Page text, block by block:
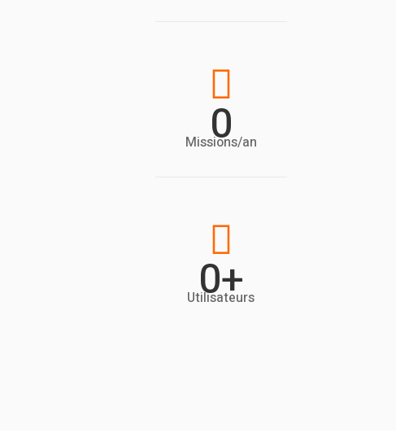

0
Missions/an

0+
Utilisateurs